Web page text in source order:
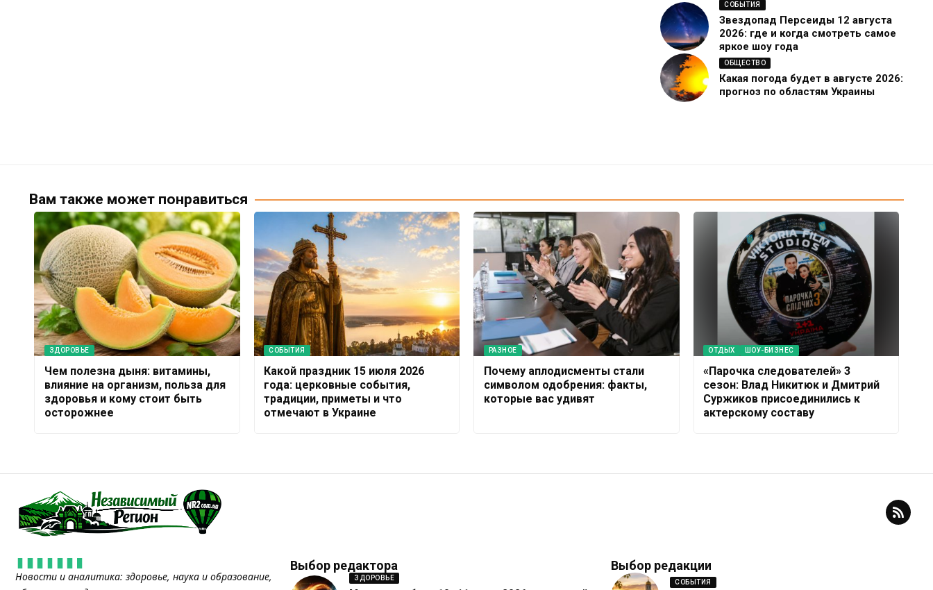
СОБЫТИЯ
Звездопад Персеиды 12 августа
2026: где и когда смотреть самое
яркое шоу года
ОБЩЕСТВО
Какая погода будет в августе 2026:
прогноз по областям Украины
Вам также может понравиться
ЗДОРОВЬЕ
Чем полезна дыня: витамины,
влияние на организм, польза для
здоровья и кому стоит быть
осторожнее
СОБЫТИЯ
Какой праздник 15 июля 2026
года: церковные события,
традиции, приметы и что
отмечают в Украине
РАЗНОЕ
Почему аплодисменты стали
символом одобрения: факты,
которые вас удивят
ОТДЫХ ШОУ-БИЗНЕС
«Парочка следователей» 3
сезон: Влад Никитюк и Дмитрий
Суржиков присоединились к
актерскому составу
Новости и аналитика: здоровье, наука и образование,
Выбор редактора
ЗДОРОВЬЕ
Выбор редакции
СОБЫТИЯ